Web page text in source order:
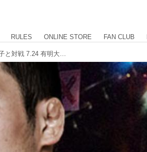
RULES ONLINE STORE FAN CLUB